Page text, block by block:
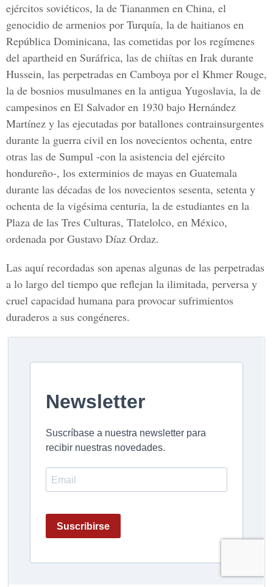
ejércitos soviéticos, la de Tiananmen en China, el
genocidio de armenios por Turquía, la de haitianos en
República Dominicana, las cometidas por los regímenes
del apartheid en Suráfrica, las de chiítas en Irak durante
Hussein, las perpetradas en Camboya por el Khmer Rouge,
la de bosnios musulmanes en la antigua Yugoslavia, la de
campesinos en El Salvador en 1930 bajo Hernández
Martínez y las ejecutadas por batallones contrainsurgentes
durante la guerra civil en los novecientos ochenta, entre
otras las de Sumpul -con la asistencia del ejército
hondureño-, los exterminios de mayas en Guatemala
durante las décadas de los novecientos sesenta, setenta y
ochenta de la vigésima centuria, la de estudiantes en la
Plaza de las Tres Culturas, Tlatelolco, en México,
ordenada por Gustavo Díaz Ordaz.
Las aquí recordadas son apenas algunas de las perpetradas
a lo largo del tiempo que reflejan la ilimitada, perversa y
cruel capacidad humana para provocar sufrimientos
duraderos a sus congéneres.